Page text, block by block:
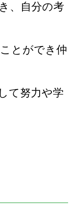
、自分の考
とができ仲
て努力や学